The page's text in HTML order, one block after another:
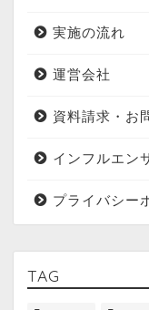
実施の流れ
運営会社
資料請求・お
インフルエン
プライバシー
TAG